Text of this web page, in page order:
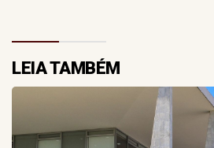
LEIA TAMBÉM